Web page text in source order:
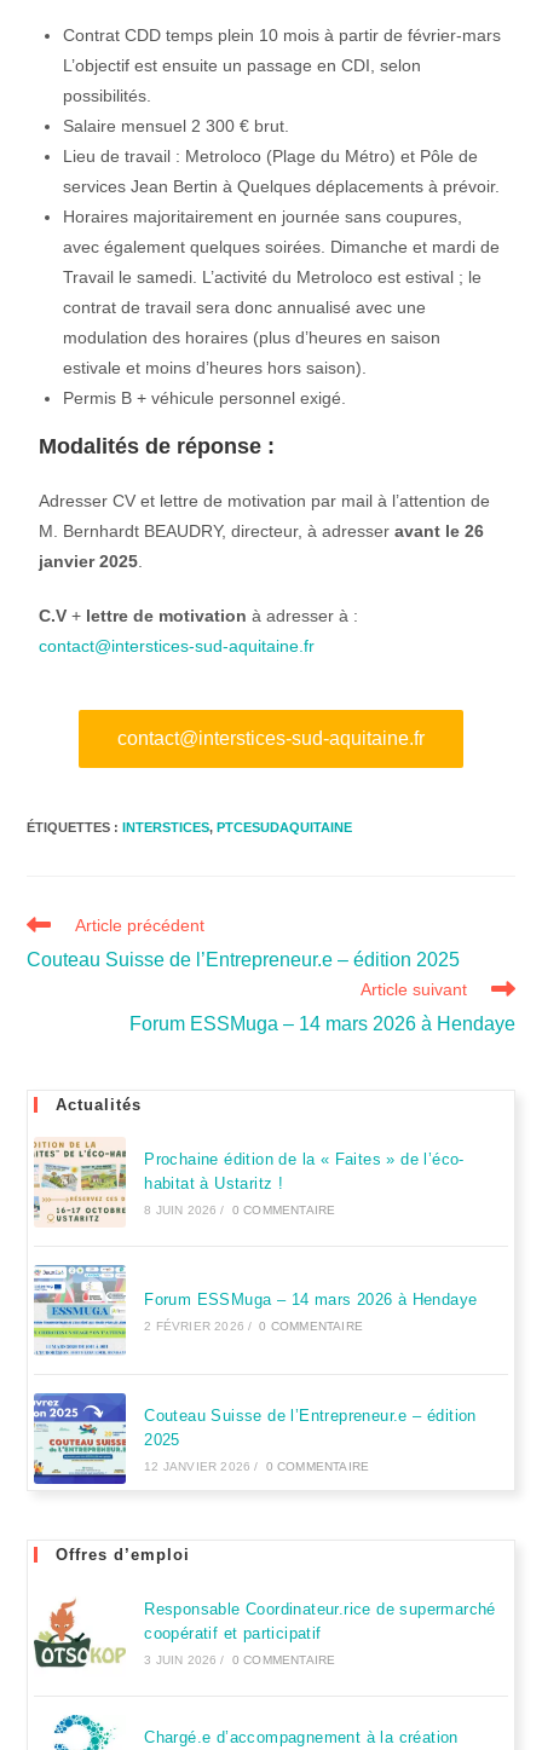
Contrat CDD temps plein 10 mois à partir de février-mars
L’objectif est ensuite un passage en CDI, selon
possibilités.
Salaire mensuel 2 300 € brut.
Lieu de travail : Metroloco (Plage du Métro) et Pôle de
services Jean Bertin à Quelques déplacements à prévoir.
Horaires majoritairement en journée sans coupures,
avec également quelques soirées. Dimanche et mardi de
Travail le samedi. L’activité du Metroloco est estival ; le
contrat de travail sera donc annualisé avec une
modulation des horaires (plus d’heures en saison
estivale et moins d’heures hors saison).
Permis B + véhicule personnel exigé.
Modalités de réponse :
Adresser CV et lettre de motivation par mail à l’attention de
M. Bernhardt BEAUDRY, directeur, à adresseravant le 26
janvier 2025
C.V+ lettre de motivationà adresser à :
contact@interstices-sud-aquitaine.fr
contact@interstices-sud-aquitaine.fr
ÉTIQUETTES :INTERSTICES, PTCESUDAQUITAINE
Article précédent
Couteau Suisse de l’Entrepreneur.e – édition 2025
Article suivant
Forum ESSMuga – 14 mars 2026 à Hendaye
Actualités
Prochaine édition de la « Faites » de l’éco-
habitat à Ustaritz !
8 JUIN 2026 / 0 COMMENTAIRE
Forum ESSMuga – 14 mars 2026 à Hendaye
2 FÉVRIER 2026 / 0 COMMENTAIRE
Couteau Suisse de l’Entrepreneur.e – édition
2025
12 JANVIER 2026 / 0 COMMENTAIRE
Offres d’emploi
Responsable Coordinateur.rice de supermarché
coopératif et participatif
3 JUIN 2026 / 0 COMMENTAIRE
Chargé.e d’accompagnement à la création